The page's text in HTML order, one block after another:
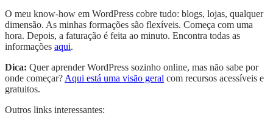
O meu know-how em WordPress cobre tudo: blogs, lojas, qualquer
dimensão. As minhas formações são flexíveis. Começa com uma
hora. Depois, a faturação é feita ao minuto. Encontra todas as
informações aqui.
Dica: Quer aprender WordPress sozinho online, mas não sabe por
onde começar? Aqui está uma visão geral com recursos acessíveis e
gratuitos.
Outros links interessantes: